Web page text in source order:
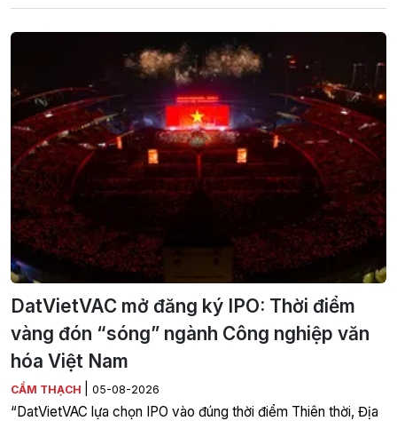
DatVietVAC mở đăng ký IPO: Thời điểm
vàng đón “sóng” ngành Công nghiệp văn
hóa Việt Nam
CẨM THẠCH 05-08-2026
“DatVietVAC lựa chọn IPO vào đúng thời điểm Thiên thời, Địa